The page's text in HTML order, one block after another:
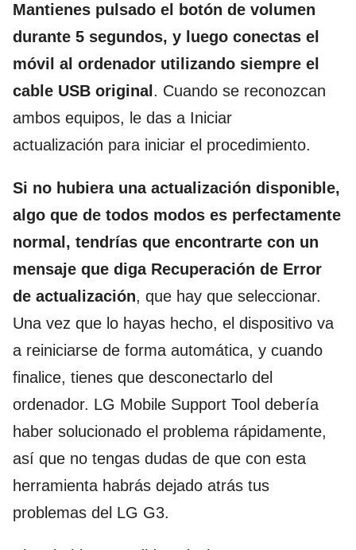
Mantienes pulsado el botón de volumen
durante 5 segundos, y luego conectas el
móvil al ordenador utilizando siempre el
cable USB original . Cuando se reconozcan
ambos equipos, le das a Iniciar
actualización para iniciar el procedimiento.
Si no hubiera una actualización disponible,
algo que de todos modos es perfectamente
normal, tendrías que encontrarte con un
mensaje que diga Recuperación de Error
de actualización, que hay que seleccionar.
Una vez que lo hayas hecho, el dispositivo va
a reiniciarse de forma automática, y cuando
finalice, tienes que desconectarlo del
ordenador. LG Mobile Support Tool debería
haber solucionado el problema rápidamente,
así que no tengas dudas de que con esta
herramienta habrás dejado atrás tus
problemas del LG G3.